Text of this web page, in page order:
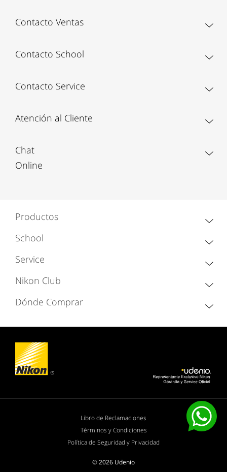
Contacto Ventas
Contacto School
Contacto Service
Atención al Cliente
Chat
Online
Productos
School
Service
Nikon Club
Dónde Comprar
© 2026 Udenio
Libro de Reclamaciones
Términos y Condiciones
Política de Seguridad y Privacidad